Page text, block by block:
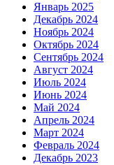
Январь 2025
Декабрь 2024
Ноябрь 2024
Октябрь 2024
Сентябрь 2024
Август 2024
Июль 2024
Июнь 2024
Май 2024
Апрель 2024
Март 2024
Февраль 2024
Декабрь 2023